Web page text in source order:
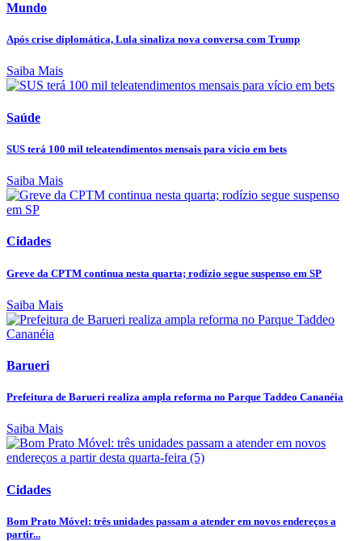
Mundo
Após crise diplomática, Lula sinaliza nova conversa com Trump
Saiba Mais
Saúde
SUS terá 100 mil teleatendimentos mensais para vício em bets
Saiba Mais
Cidades
Greve da CPTM continua nesta quarta; rodízio segue suspenso em SP
Saiba Mais
Barueri
Prefeitura de Barueri realiza ampla reforma no Parque Taddeo Cananéia
Saiba Mais
Cidades
Bom Prato Móvel: três unidades passam a atender em novos endereços a
partir...